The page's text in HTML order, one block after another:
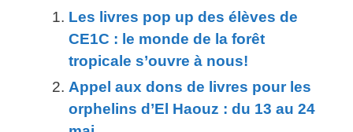
Les livres pop up des élèves de
CE1C : le monde de la forêt
tropicale s’ouvre à nous!
Appel aux dons de livres pour les
orphelins d’El Haouz : du 13 au 24